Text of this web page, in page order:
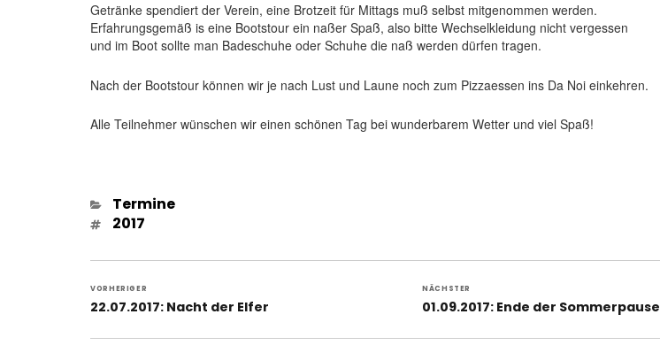
Getränke spendiert der Verein, eine Brotzeit für Mittags muß selbst mitgenommen werden.
Erfahrungsgemäß is eine Bootstour ein naßer Spaß, also bitte Wechselkleidung nicht vergessen
und im Boot sollte man Badeschuhe oder Schuhe die naß werden dürfen tragen.
Nach der Bootstour können wir je nach Lust und Laune noch zum Pizzaessen ins Da Noi einkehren.
Alle Teilnehmer wünschen wir einen schönen Tag bei wunderbarem Wetter und viel Spaß!
Kategorien
Termine
Schlagwörter
2017
VORHERIGER
Vorheriger
22.07.2017: Nacht der Elfer
NÄCHSTER
Nächster
01.09.2017: Ende der Sommerpause